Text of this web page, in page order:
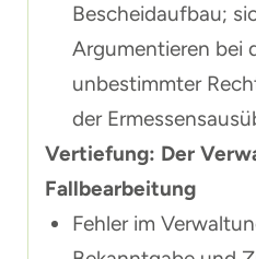
Bescheidaufbau;
Argumentieren bei
unbestimmter
der
Vertiefung: Der
Fallbearbeitung
Fehler im